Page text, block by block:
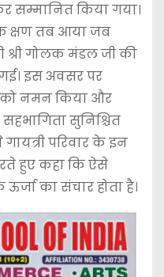
सम्मानित किया गया।
क्षण तब आया जब
गोलक मंडल जी की
इस अवसर पर
को नमन किया और
सुनिश्चित
परिवार के इन
हुए कहा कि ऐसे
का संचार होता है।